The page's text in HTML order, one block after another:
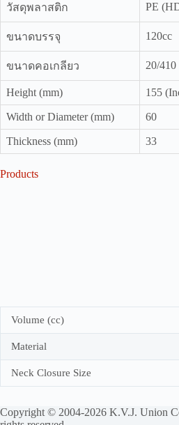
วัสดุพลาสติก PE
ขนาดบรรจุ 120cc
ขนาดคอเกลียว 20/410
Height (mm) 155
Width or Diameter (mm) 60
Thickness (mm) 33
Products
Volume (cc)
Material
Neck Closure Size
Copyright © 2004-2026 K.V.J. Union